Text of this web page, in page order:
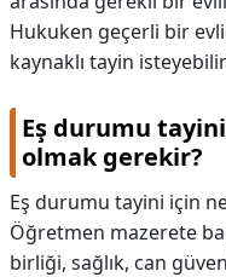
Hukuken geçerli bir
kaynaklı tayin
Eş durumu
olmak gerekir?
Eş durumu tayini için
Öğretmen mazerete
birliği, sağlık, can